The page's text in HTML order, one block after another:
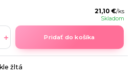
21,10 €/ks
Skladom
Pridať do košíka
žltá